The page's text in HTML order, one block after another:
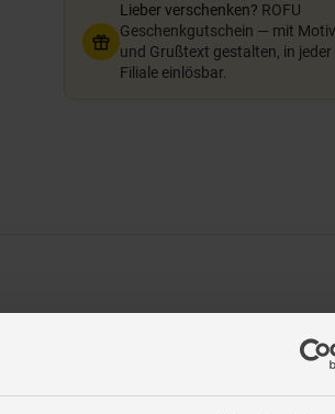
Lieber verschenken? ROFU
Geschenkgutschein — mit Motiv
und Grußtext gestalten, in jeder
Filiale einlösbar.